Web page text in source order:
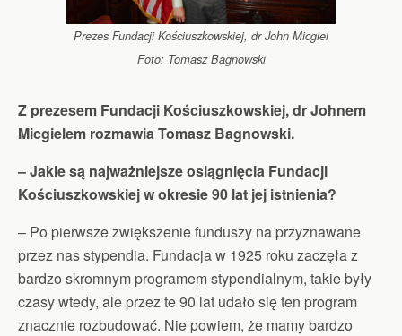
Prezes Fundacji Kościuszkowskiej, dr John Micgiel
Foto: Tomasz Bagnowski
Z prezesem Fundacji Kościuszkowskiej, dr Johnem
Micgielem rozmawia Tomasz Bagnowski.
– Jakie są najważniejsze osiągnięcia Fundacji
Kościuszkowskiej w okresie 90 lat jej istnienia?
– Po pierwsze zwiększenie funduszy na przyznawane
przez nas stypendia. Fundacja w 1925 roku zaczęła z
bardzo skromnym programem stypendialnym, takie były
czasy wtedy, ale przez te 90 lat udało się ten program
znacznie rozbudować. Nie powiem, że mamy bardzo